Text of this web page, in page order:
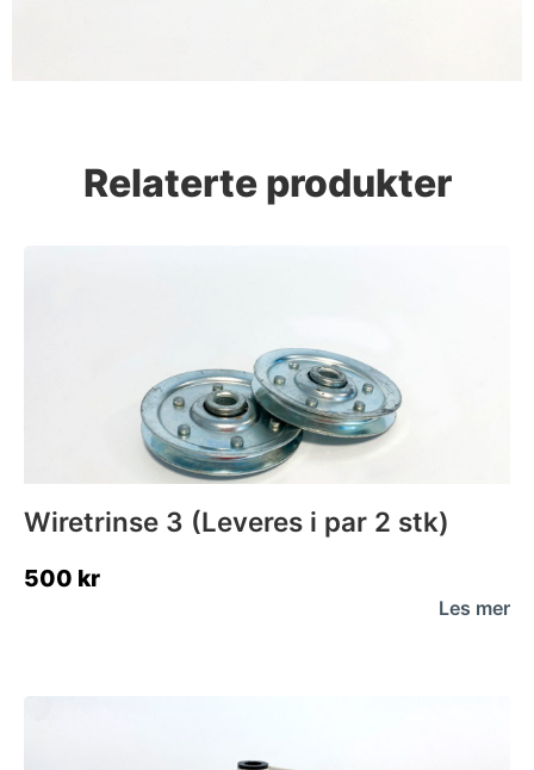
Relaterte produkter
Wiretrinse 3 (Leveres i par 2 stk)
500 kr
Les mer